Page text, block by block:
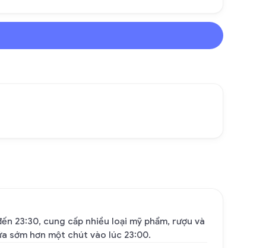
23:30, cung cấp nhiều loại mỹ phẩm, rượu và
sớm hơn một chút vào lúc 23:00.